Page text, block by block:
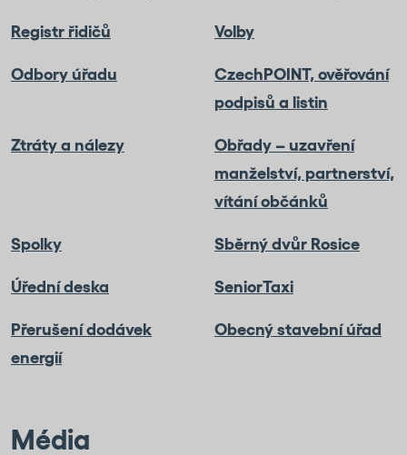
Registr řidičů Volby
Odbory úřadu
CzechPOINT, ověřování
podpisů a listin
Ztráty a nálezy
Obřady – uzavření
manželství, partnerství,
vítání občánků
Spolky Sběrný dvůr Rosice
Úřední deska SeniorTaxi
Přerušení dodávek
energií
Obecný stavební úřad
Média